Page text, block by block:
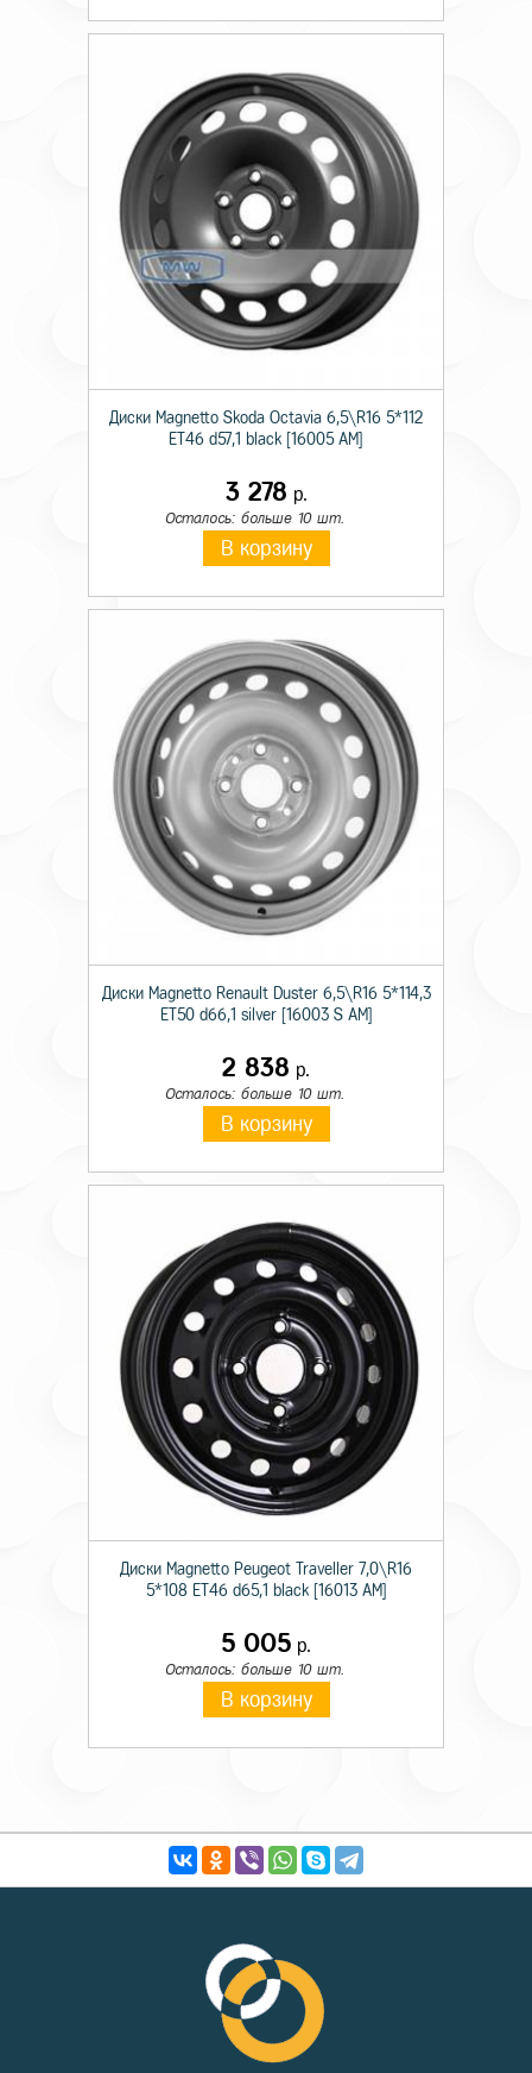
Диски Magnetto Skoda Octavia 6,5\R16 5*112
ET46 d57,1 black [16005 AM]
3 278 р.
Осталось: больше 10 шт.
В корзину
Диски Magnetto Renault Duster 6,5\R16 5*114,3
ET50 d66,1 silver [16003 S AM]
2 838 р.
Осталось: больше 10 шт.
В корзину
Диски Magnetto Peugeot Traveller 7,0\R16
5*108 ET46 d65,1 black [16013 AM]
5 005 р.
Осталось: больше 10 шт.
В корзину